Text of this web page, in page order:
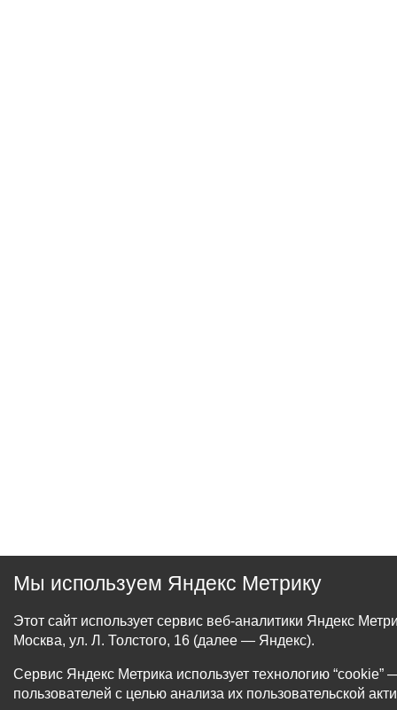
Мы используем Яндекс Метрику
Этот сайт использует сервис веб-аналитики Яндекс
Москва, ул. Л. Толстого, 16 (далее — Яндекс).
Сервис Яндекс Метрика использует технологию
пользователей с целью анализа их пользовательской